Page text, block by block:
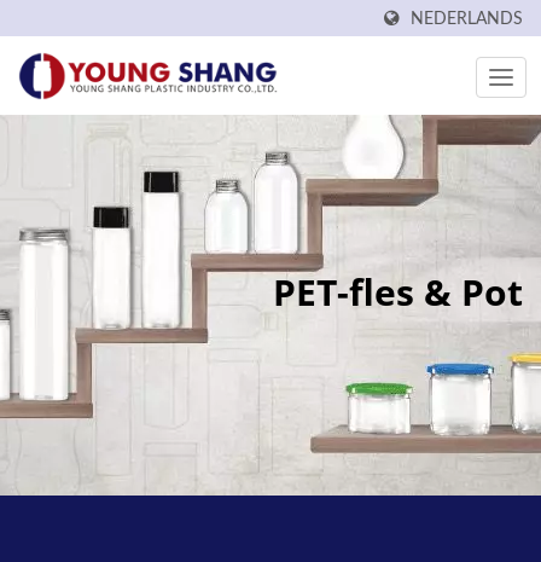
NEDERLANDS
PET-fles & Pot